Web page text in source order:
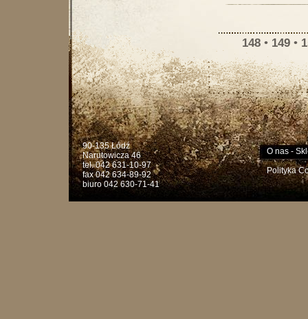
148 • 149 •
90-135 Łódź
Narutowicza 46
tel. 042 631-10-97
fax 042 634-89-92
biuro 042 630-71-41
O nas-
Polityka